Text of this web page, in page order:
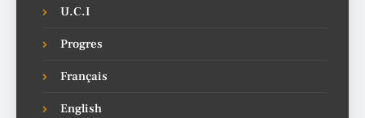
U.C.I
Progres
Français
English